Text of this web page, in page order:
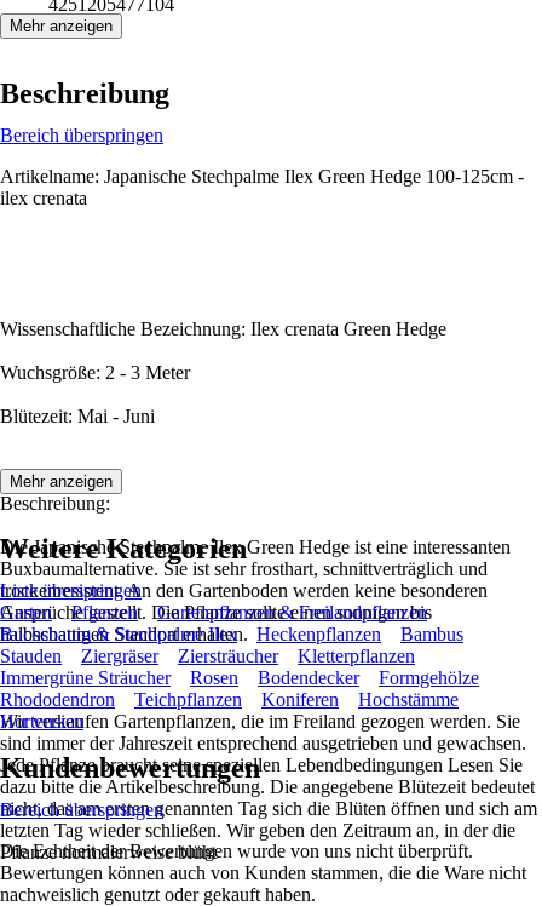
Mehr anzeigen
Beschreibung
Bereich überspringen
Artikelname: Japanische Stechpalme Ilex Green Hedge 100-125cm -
ilex crenata
Wissenschaftliche Bezeichnung: Ilex crenata Green Hedge
Wuchsgröße: 2 - 3 Meter
Blütezeit: Mai - Juni
Beschreibung:
Die Japanische Stechpalme Ilex Green Hedge ist eine interessanten
Buxbaumalternative. Sie ist sehr frosthart, schnittverträglich und
trockenresistent. An den Gartenboden werden keine besonderen
Ansprüche gestellt. Die Pflanze sollte einen sonnigen bis
halbschattigen Standort erhalten.
Wir verkaufen Gartenpflanzen, die im Freiland gezogen werden. Sie
sind immer der Jahreszeit entsprechend ausgetrieben und gewachsen.
Jede Pflanze braucht seine speziellen Lebendbedingungen Lesen Sie
dazu bitte die Artikelbeschreibung. Die angegebene Blütezeit bedeutet
nicht, das am ersten genannten Tag sich die Blüten öffnen und sich am
letzten Tag wieder schließen. Wir geben den Zeitraum an, in der die
Pflanze normalerweise blüht
Mehr anzeigen
Weitere Kategorien
Liste überspringen
Garten
Pflanzen
Gartenpflanzen & Freilandpflanzen
Buchsbaum & Stechpalme Ilex
Heckenpflanzen
Bambus
Stauden
Ziergräser Ziersträucher
Kletterpflanzen
Immergrüne Sträucher
Rosen Bodendecker
Formgehölze
Rhododendron
Teichpflanzen Koniferen
Hochstämme
Hortensien
Kundenbewertungen
Bereich überspringen
Die Echtheit der Bewertungen wurde von uns nicht überprüft.
Bewertungen können auch von Kunden stammen, die die Ware nicht
nachweislich genutzt oder gekauft haben.